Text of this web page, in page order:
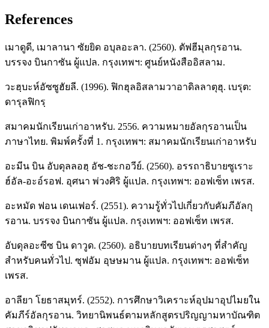
References
เมาดูดี, เมาลานา ซัยยิด อบุลอะลา. (2560). ตัฟฮีมุลกุรอาน.
บรรจง บินกาซัน ผู้แปล. กรุงเทพฯ: ศูนย์หนังสืออิสลาม.
วะฮฺบะห์อัซซูฮัยลี. (1996). ฟิกฮุลอิสลามวาอาดิลลาตุฮุ. เบรุต:
ดารุลฟิกรฺ
สมาคมนักเรียนเก่าอาหรับ. 2556. ความหมายอัลกุรอานเป็น
ภาษาไทย. พิมพ์ครั้งที่ 1. กรุงเทพฯ: สมาคมนักเรียนเก่าอาหรับ
อะมีน บิน อับดุลลอฮฺ อัช-ชะกอวีย์. (2560). อรรถาธิบายซูเราะ
ฮ์อัล-อะอ์รอฟ. อุศนา พ่วงศิริ ผู้แปล. กรุงเทพฯ: ออฟเซ็ท เพรส.
อะหมัด ฟอน เดนเฟอร์. (2551). ความรู้ทั่วไปเกี่ยวกับคัมภีอัลกุ
รอาน. บรรจง บินกาซัน ผู้แปล. กรุงเทพฯ: ออฟเซ็ท เพรส.
อับดุลอะซีซ บิน ดาวูด. (2560). อธิบายบทเรียนต่างๆ ที่สำคัญ
สำหรับคนทั่วไป. ซุฟอัม อุษษมาน ผู้แปล. กรุงเทพฯ: ออฟเซ็ท
เพรส.
อาลียา โยธาสมุทร์. (2552). การศึกษาวิเคราะห์อุปมาอุปไมยใน
คัมภีร์อัลกุรอาน. วิทยานิพนธ์ตามหลักสูตรปริญญามหาบัณฑิต